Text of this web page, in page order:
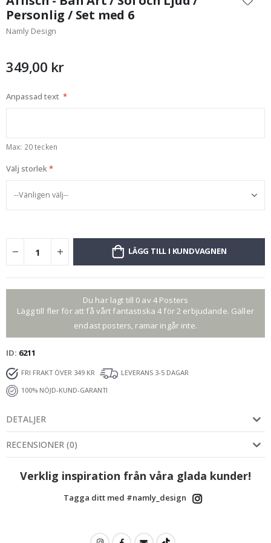
början
av
bildgalleriet
Personlig / Set med 6
Namly Design
349,00 kr
Anpassad text
Max: 20 tecken
Välj storlek
LÄGG TILL I KUNDVAGNEN
Du har lagt till 0 av 4 Posters
Lägg till fler för att få vårt fantastiska 4 för 2 erbjudande. Gäller
endast posters, ramar ingår inte.
ID 6211
FRI FRAKT ÖVER 349 KR
LEVERANS 3-5 DAGAR
100% NÖJD-KUND-GARANTI
DETALJER
RECENSIONER (0)
Verklig inspiration från våra glada kunder!
Tagga ditt med #namly_design